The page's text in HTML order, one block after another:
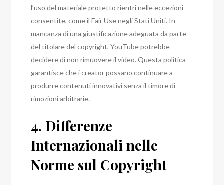
l’uso del materiale protetto rientri nelle eccezioni
consentite, come il Fair Use negli Stati Uniti. In
mancanza di una giustificazione adeguata da parte
del titolare del copyright, YouTube potrebbe
decidere di non rimuovere il video. Questa politica
garantisce che i creator possano continuare a
produrre contenuti innovativi senza il timore di
rimozioni arbitrarie.
4. Differenze
Internazionali nelle
Norme sul Copyright